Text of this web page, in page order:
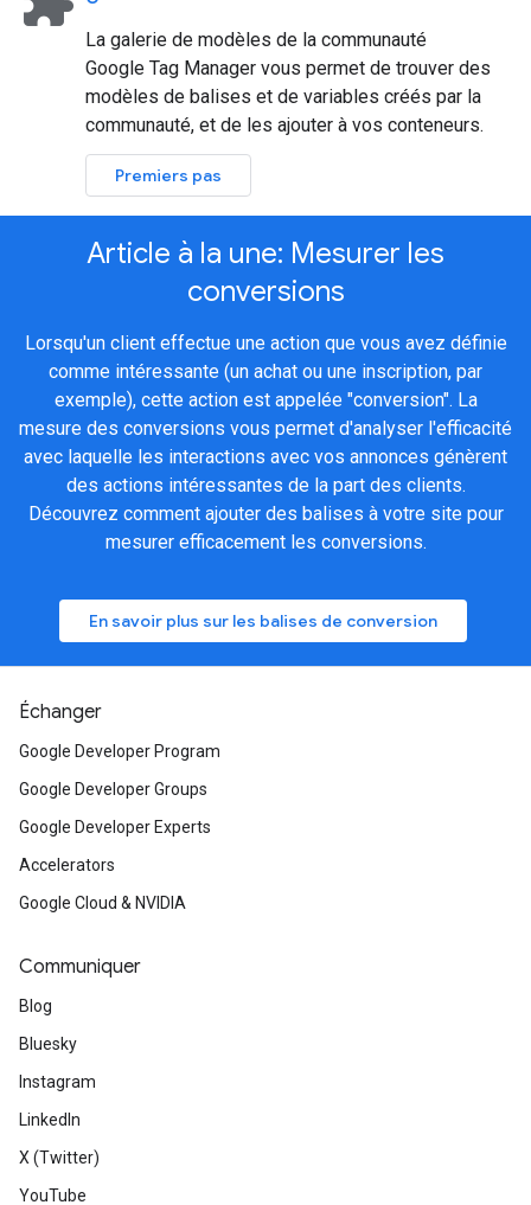
La galerie de modèles de la communauté
Google Tag Manager vous permet de trouver des
modèles de balises et de variables créés par la
communauté, et de les ajouter à vos conteneurs.
Premiers pas
Article à la une: Mesurer les
conversions
Lorsqu'un client effectue une action que vous avez définie
comme intéressante (un achat ou une inscription, par
exemple), cette action est appelée "conversion". La
mesure des conversions vous permet d'analyser l'efficacité
avec laquelle les interactions avec vos annonces génèrent
des actions intéressantes de la part des clients.
Découvrez comment ajouter des balises à votre site pour
mesurer efficacement les conversions.
En savoir plus sur les balises de conversion
Échanger
Google Developer Program
Google Developer Groups
Google Developer Experts
Accelerators
Google Cloud & NVIDIA
Communiquer
Blog
Bluesky
Instagram
LinkedIn
X (Twitter)
YouTube